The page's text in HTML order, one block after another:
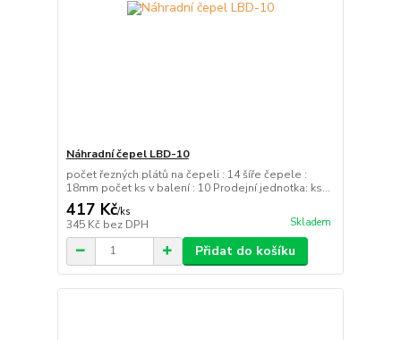
Náhradní čepel LBD-10
počet řezných plátů na čepeli : 14 šíře čepele :
18mm počet ks v balení : 10 Prodejní jednotka: ks...
417 Kč/ks
345 Kč bez DPH Skladem
Přidat do košíku